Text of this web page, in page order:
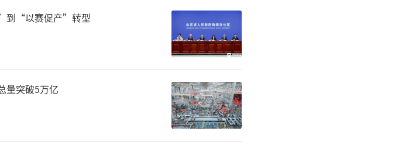
药化工等专业领域。新争
、4人入选2025年度中国
目名单，推动人才链、教
机衔接。
到“以赛促产”转型
量突破5万亿